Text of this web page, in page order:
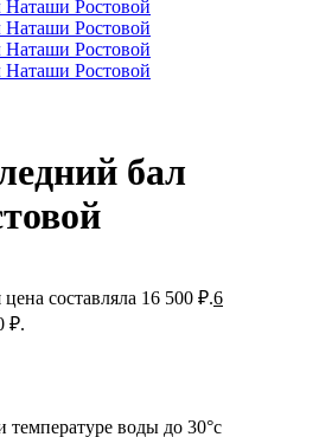
бал
составляла 16 500 ₽.6
₽.
воды до 30°c